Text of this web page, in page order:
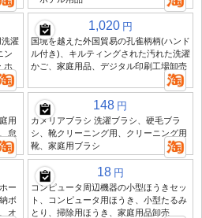
洗濯
ン
ホ
1,020 円
国境を越えた外国貿易の孔雀柄柄(ハンド
ル付き)、キルティングされた汚れた洗濯
かご、家庭用品、デジタル印刷工場卸売
用
怠
148 円
カメリアブラシ 洗濯ブラシ、硬毛ブラ
シ、靴クリーニング用、クリーニング用
靴、家庭用ブラシ
ー
ボ
オ
18 円
コンピュータ周辺機器の小型ほうきセッ
ト、コンピュータ用ほうき、小型たるみ
とり、掃除用ほうき、家庭用品卸売